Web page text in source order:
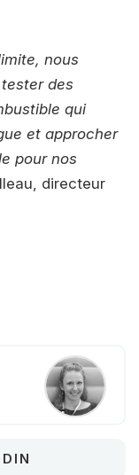
nous
des
qui
et approcher
pour nos
directeur